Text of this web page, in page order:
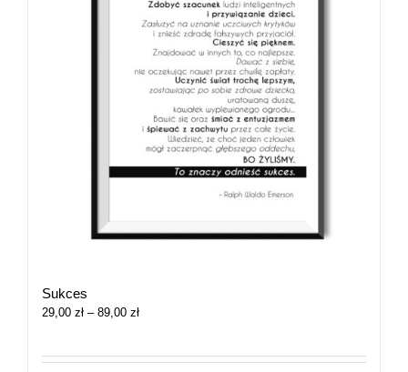
Sukces
29,00 zł – 89,00 złZakres
29,00 zł